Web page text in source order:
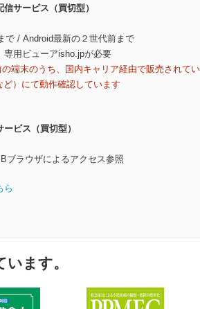
サービス（買切型）
で / Android最新の２世代前まで
用ビューアisho.jpが必要
端末のうち、国内キャリア経由で販売されて
）にて動作確認しています
ビス（買切型）
ブラウザによるアクセス参照
ら
ます。